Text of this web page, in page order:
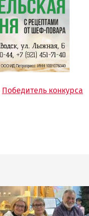
Победитель конкурса